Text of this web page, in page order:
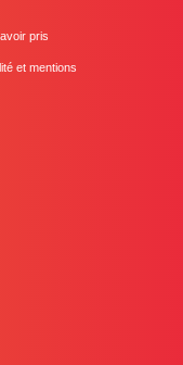
pris
et mentions